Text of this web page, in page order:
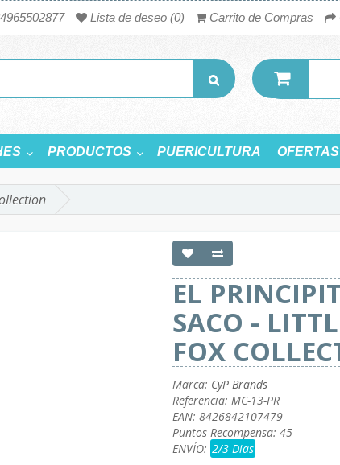
Lista de deseo (0) Carrito de Compras
PRODUCTOS PUERICULTURA OFERTAS
EL
SACO -
FOX
Marca: CyP Brands
Referencia: MC-13-PR
EAN: 8426842107479
Puntos Recompensa: 45
ENVÍO: 2/3 Dias